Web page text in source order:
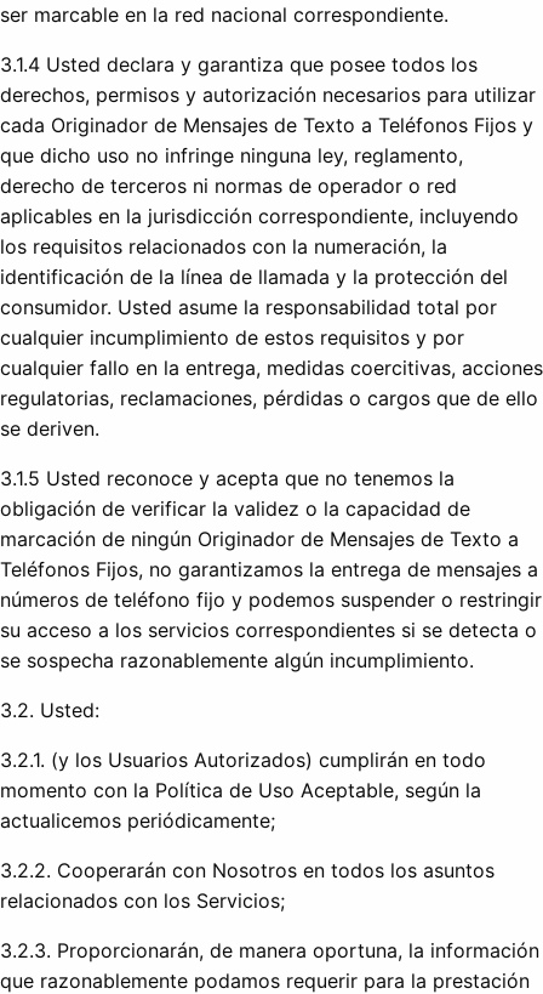
ser marcable en la red nacional correspondiente.
3.1.4 Usted declara y garantiza que posee todos los
derechos, permisos y autorización necesarios para utilizar
cada Originador de Mensajes de Texto a Teléfonos Fijos y
que dicho uso no infringe ninguna ley, reglamento,
derecho de terceros ni normas de operador o red
aplicables en la jurisdicción correspondiente, incluyendo
los requisitos relacionados con la numeración, la
identificación de la línea de llamada y la protección del
consumidor. Usted asume la responsabilidad total por
cualquier incumplimiento de estos requisitos y por
cualquier fallo en la entrega, medidas coercitivas, acciones
regulatorias, reclamaciones, pérdidas o cargos que de ello
se deriven.
3.1.5 Usted reconoce y acepta que no tenemos la
obligación de verificar la validez o la capacidad de
marcación de ningún Originador de Mensajes de Texto a
Teléfonos Fijos, no garantizamos la entrega de mensajes a
números de teléfono fijo y podemos suspender o restringir
su acceso a los servicios correspondientes si se detecta o
se sospecha razonablemente algún incumplimiento.
3.2. Usted:
3.2.1. (y los Usuarios Autorizados) cumplirán en todo
momento con la Política de Uso Aceptable, según la
actualicemos periódicamente;
3.2.2. Cooperarán con Nosotros en todos los asuntos
relacionados con los Servicios;
3.2.3. Proporcionarán, de manera oportuna, la información
que razonablemente podamos requerir para la prestación